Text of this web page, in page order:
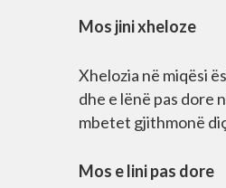
Mos jini xheloze
Xhelozia në miqësi
dhe e lënë pas dore
mbetet gjithmonë
Mos e lini pas dore